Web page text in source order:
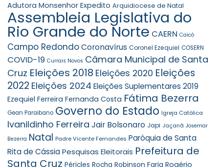
Adutora Monsenhor Expedito Arquidiocese de Natal
Assembleia Legislativa do
Rio Grande do Norte CAERN Caicó
Campo RedondoCoronavírus Coronel Ezequiel COSERN
COVID-19 Currais Novos Câmara Municipal de Santa
Cruz Eleições 2018 Eleições 2020 Eleições
2022 Eleições 2024 Eleições Suplementares 2019
Ezequiel Ferreira Fernanda Costa Fátima Bezerra
Gean Paraibano Governo do Estado Igreja Católica
Ivanildinho Ferreira Jair Bolsonaro Japi Jaçanã Josemar
Bezerra Natal Padre Vicente Fernandes Paróquia de Santa
Rita de CássiaPesquisas Eleitorais Prefeitura de
Santa Cruz Péricles Rocha Robinson Faria Rogério